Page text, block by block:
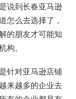
说到长春亚马逊
怎么去选择了，
的朋友才可能知
。
针对亚马逊店铺
来越多的企业去